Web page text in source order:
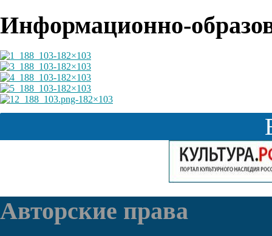
Информационно-
Авторские права